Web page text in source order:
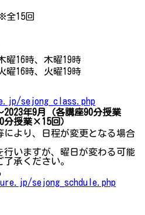
15回
曜16時、木曜19時
曜16時、火曜19時
sejong_class.php
2023年9月（各講座90分授業
分授業×15回）
により、日程が変更となる場合
行いますが、曜日が変わる可能
承ください。
sejong_schdule.php